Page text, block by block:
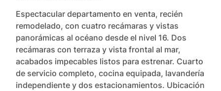
Espectacular departamento en venta, recién
remodelado, con cuatro recámaras y vistas
panorámicas al océano desde el nivel 16. Dos
recámaras con terraza y vista frontal al mar,
acabados impecables listos para estrenar. Cuarto
de servicio completo, cocina equipada, lavandería
independiente y dos estacionamientos. Ubicación